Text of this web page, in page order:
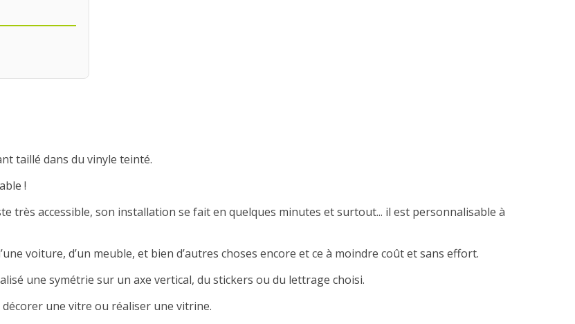
taillé dans du vinyle teinté.
!
très accessible, son installation se fait en quelques minutes et surtout... il est personnalisable à
voiture, d’un meuble, et bien d’autres choses encore et ce à moindre coût et sans effort.
une symétrie sur un axe vertical, du stickers ou du lettrage choisi.
une vitre ou réaliser une vitrine.